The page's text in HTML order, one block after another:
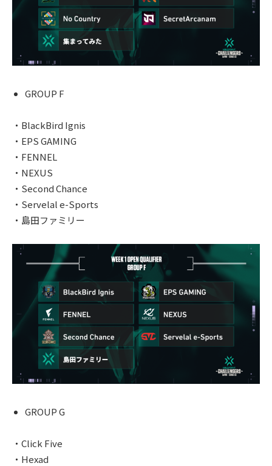
GROUP F
・BlackBird Ignis
・EPS GAMING
・FENNEL
・NEXUS
・Second Chance
・Servelal e-Sports
・島田ファミリー
GROUP G
・Click Five
・Hexad